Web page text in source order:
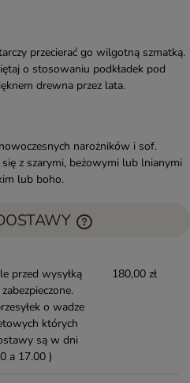
przecierać go wilgotną szmatką.
o stosowaniu podkładek pod
drewna przez lata.
narożników i sof.
z szarymi, beżowymi lub lnianymi
lub boho.
przed wysyłką
o wadze
których
są w dni
a 17.00 )
180,00 zł